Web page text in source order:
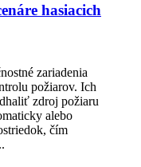
hasiacich
zariadenia
požiarov. Ich
zdroj požiaru
alebo
čím